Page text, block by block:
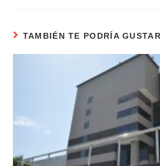
TAMBIÉN TE PODRÍA GUSTAR